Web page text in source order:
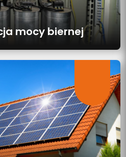
mocy biernej